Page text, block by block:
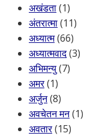
अखंडता(1)
अंतरात्मा(11)
अध्यात्म(66)
अध्यात्मवाद(3)
अभिमन्यु(7)
अमर(1)
अर्जुन(8)
अवचेतन मन(1)
अवतार(15)